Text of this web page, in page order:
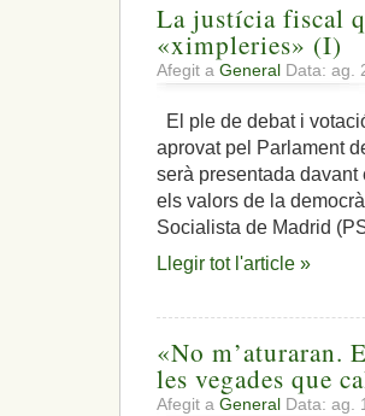
ho
volia
minvar
i
La justícia fiscal
«ximpleries» (I)
Afegit a General Data: ag.
El ple de debat i
aprovat pel Parlament
serà presentada
els valors de la
Socialista de Madrid
Llegir tot l'article »
«No m’aturaran.
les vegades que
Afegit a General Data: ag.